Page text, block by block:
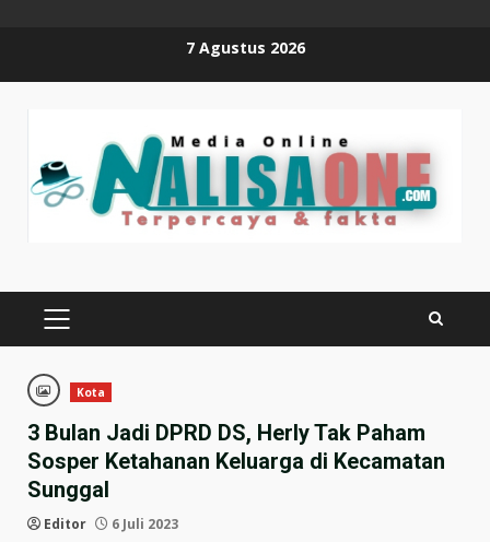
7 Agustus 2026
PRIMARY
Kota
3 Bulan Jadi DPRD DS, Herly Tak Paham
Sosper Ketahanan Keluarga di Kecamatan
Sunggal
Editor 6 Juli 2023